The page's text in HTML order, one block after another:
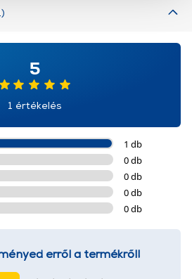
szükségesek. Az oldal
ésAdatvédelem
5
1 értékelés
1 db
0 db
0 db
0 db
0 db
erről a termékről!